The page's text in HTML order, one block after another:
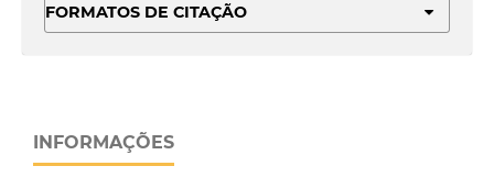
FORMATOS DE CITAÇÃO
INFORMAÇÕES